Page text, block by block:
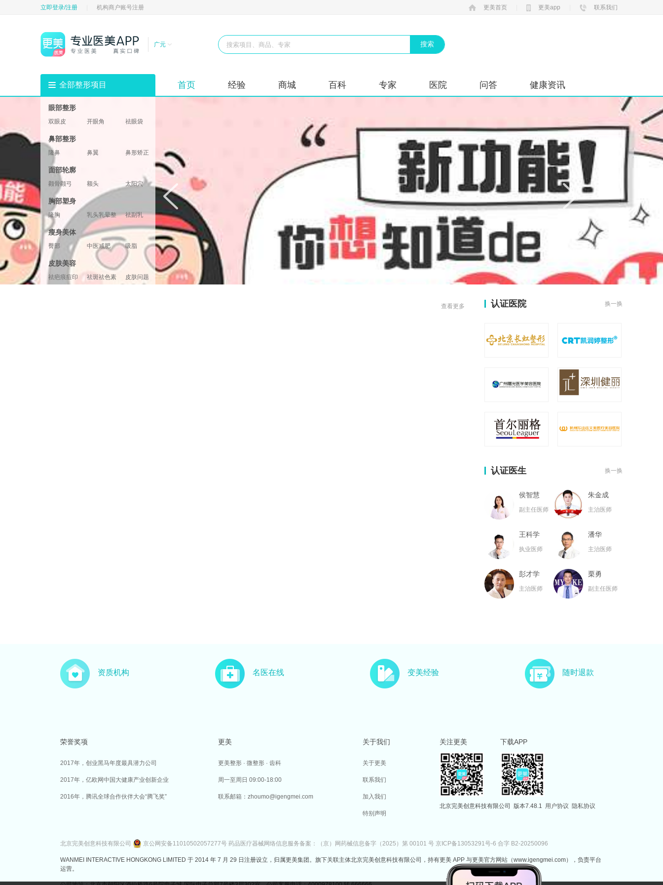
立即登录/注册 机构商户账号注册 更美首页 更美app 联系我们
广元
全部整形项目 首页 经验 商城 百科 专家 医院 问答 健康资讯
眼部整形
双眼皮 开眼角
祛眼袋
垫眉弓
鼻部整形
隆鼻 鼻翼
鼻形矫正
鼻部修复
鼻小柱
面部轮廓
颧骨颧弓 额头
太阳穴
酒窝
下颌角
两颚
胸部塑身
隆胸 乳头乳晕整形 祛副乳
胸形美化
胸部修复 胸部套餐
瘦身美体
臀部 中医减肥
吸脂
腿部塑形
超声溶脂
射频溶脂
冷冻溶脂
光纤溶脂
皮肤美容
祛疤痕痘印 祛斑祛色素
皮肤问题
查看更多
认证医院 换一换
认证医生 换一换
侯智慧
副主任医师
朱金成
主治医师
王科学
执业医师
潘华
主治医师
彭才学
主治医师
栗勇
副主任医师
主治医师 副主任医师
资质机构 名医在线 变美经验 随时退款
荣誉奖项
2017年，创业黑马年度最具潜力公司
2017年，亿欧网中国大健康产业创新企业
2016年，腾讯全球合作伙伴大会“腾飞奖”
更美
更美整形 · 微整形 · 齿科
周一至周日 09:00-18:00
联系邮箱：zhoumo@igengmei.com
关于我们
关于更美
联系我们
加入我们
特别声明
关注更美 下载APP
北京完美创意科技有限公司 版本7.48.1 用户协议 隐私协议
北京完美创意科技有限公司 京公网安备11010502057277号 药品医疗器械网络信息服务备案：（京）网药械信息备字（2025）第 00101 号 京ICP备13053291号-6 合字 B2-20250096
WANMEI INTERACTIVE HONGKONG LIMITED 于 2014 年 7 月 29 日注册设立，归属更美集团。旗下关联主体北京完美创意科技有限公司，持有更美 APP 与更美官方网站（www.igengmei.com），负责平台
运营。